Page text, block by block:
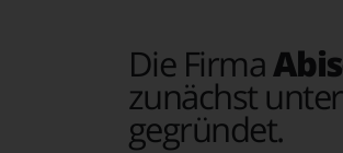
Die Firma
zunächst
gegründet.